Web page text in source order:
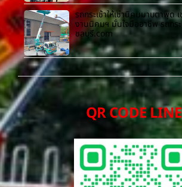
รถกระเช้าให้เช่านิคมมาบตาพุด
งานนิคมฯ มั่นใจมืออาชีพ รถกระ
ชลบุรี.com
QR CODE LINE